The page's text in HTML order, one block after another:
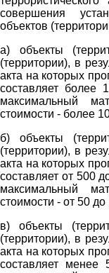
совершения
объектов
а) объекты
(территории), в
акта на которых
составляет более
максимальный
стоимости - более
б) объекты
(территории), в
акта на которых
составляет от 500
максимальный
стоимости - от 50
в) объекты
(территории), в
акта на которых
составляет менее